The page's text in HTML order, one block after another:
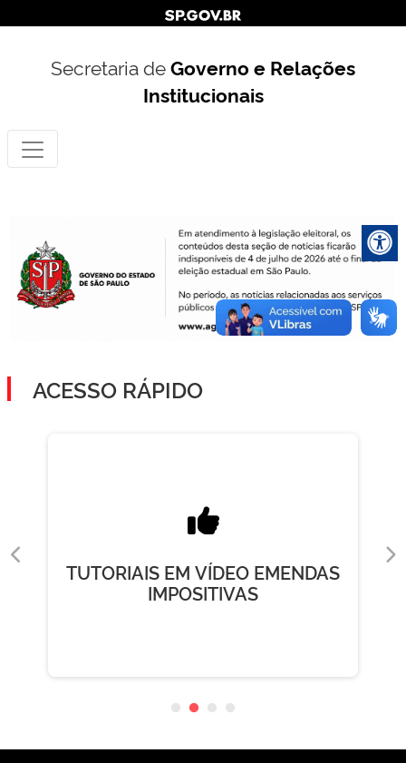
Secretaria deGoverno e Relações
Institucionais
ACESSO RÁPIDO
TUTORIAIS EM VÍDEO EMENDAS
IMPOSITIVAS